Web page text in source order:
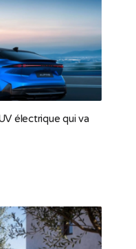
électrique qui va